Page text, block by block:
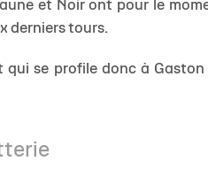
et Noir ont pour le
derniers tours.
qui se profile donc à